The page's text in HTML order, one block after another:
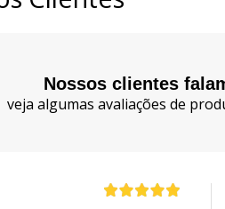
Nossos clientes
veja algumas avaliações de